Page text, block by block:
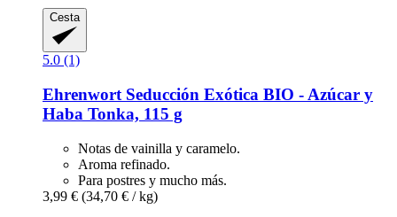
Cesta
5.0 (1)
Ehrenwort Seducción Exótica BIO -​ Azúcar y
Haba Tonka, 115 g
Notas de vainilla y caramelo.
Aroma refinado.
Para postres y mucho más.
3,99 € (34,70 € / kg)